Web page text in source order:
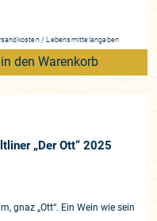
/ Lebensmittelangaben
in den Warenkorb
„Der Ott“ 2025
gnaz „Ott“. Ein Wein wie sein